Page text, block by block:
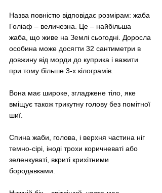
Назва повністю відповідає розмірам: жаба
Голіаф – величезна. Це – найбільша
жаба, що живе на Землі сьогодні. Доросла
особина може досягти 32 сантиметри в
довжину від морди до куприка і важити
при тому більше 3-х кілограмів.
Вона має широке, згладжене тіло, яке
вміщує також трикутну голову без помітної
шиї.
Спина жаби, голова, і верхня частина ніг
темно-сірі, іноді трохи коричневаті або
зеленкуваті, вкриті крихітними
бородавками.